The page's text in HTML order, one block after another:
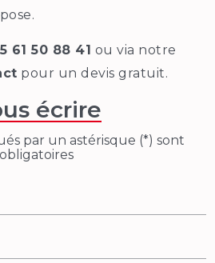
61 50 88 41 ou via notre
pour un devis gratuit.
écrire
par un astérisque (*) sont
obligatoires